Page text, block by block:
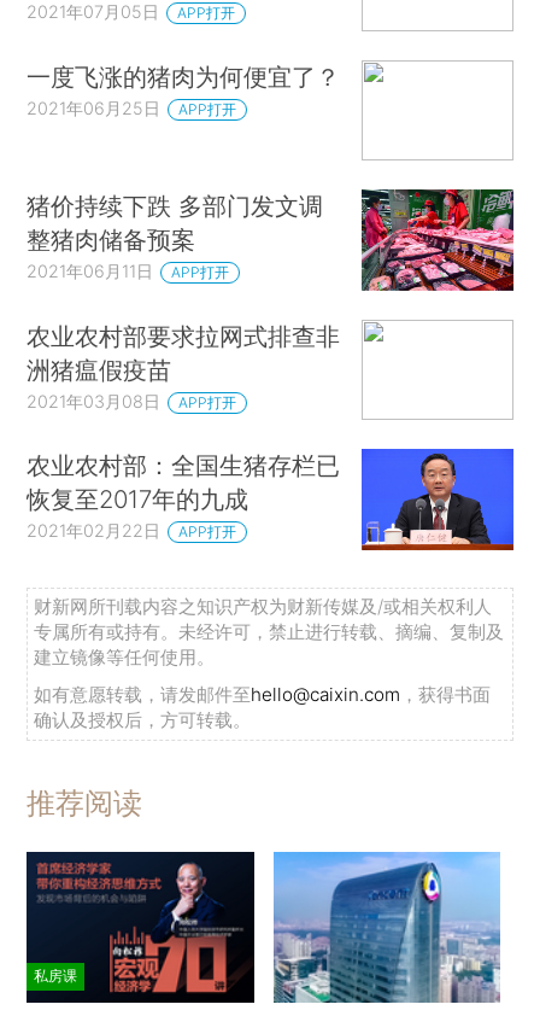
2021年07月05日 APP打开
一度飞涨的猪肉为何便宜了？
2021年06月25日 APP打开
猪价持续下跌 多部门发文调
整猪肉储备预案
2021年06月11日 APP打开
农业农村部要求拉网式排查非
洲猪瘟假疫苗
2021年03月08日 APP打开
农业农村部：全国生猪存栏已
恢复至2017年的九成
2021年02月22日 APP打开
财新网所刊载内容之知识产权为财新传媒及/或相关权利人
专属所有或持有。未经许可，禁止进行转载、摘编、复制及
建立镜像等任何使用。
如有意愿转载，请发邮件至hello@caixin.com ，获得书面
确认及授权后，方可转载。
推荐阅读
私房课